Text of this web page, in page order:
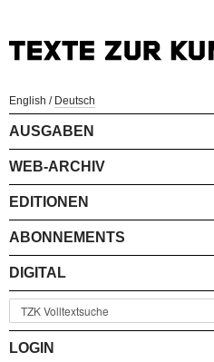
English / Deutsch
AUSGABEN
WEB-ARCHIV
EDITIONEN
ABONNEMENTS
DIGITAL
LOGIN